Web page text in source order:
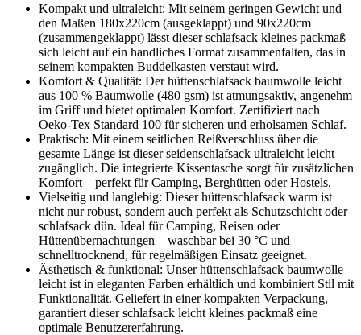
Kompakt und ultraleicht: Mit seinem geringen Gewicht und
den Maßen 180x220cm (ausgeklappt) und 90x220cm
(zusammengeklappt) lässt dieser schlafsack kleines packmaß
sich leicht auf ein handliches Format zusammenfalten, das in
seinem kompakten Buddelkasten verstaut wird.
Komfort & Qualität: Der hüttenschlafsack baumwolle leicht
aus 100 % Baumwolle (480 gsm) ist atmungsaktiv, angenehm
im Griff und bietet optimalen Komfort. Zertifiziert nach
Oeko-Tex Standard 100 für sicheren und erholsamen Schlaf.
Praktisch: Mit einem seitlichen Reißverschluss über die
gesamte Länge ist dieser seidenschlafsack ultraleicht leicht
zugänglich. Die integrierte Kissentasche sorgt für zusätzlichen
Komfort – perfekt für Camping, Berghütten oder Hostels.
Vielseitig und langlebig: Dieser hüttenschlafsack warm ist
nicht nur robust, sondern auch perfekt als Schutzschicht oder
schlafsack dün. Ideal für Camping, Reisen oder
Hüttenübernachtungen – waschbar bei 30 °C und
schnelltrocknend, für regelmäßigen Einsatz geeignet.
Ästhetisch & funktional: Unser hüttenschlafsack baumwolle
leicht ist in eleganten Farben erhältlich und kombiniert Stil mit
Funktionalität. Geliefert in einer kompakten Verpackung,
garantiert dieser schlafsack leicht kleines packmaß eine
optimale Benutzererfahrung.